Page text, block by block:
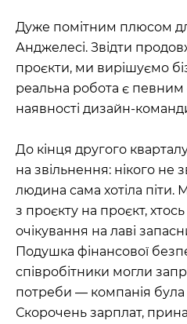
Дуже помітним плюсом
Анджелесі. Звідти
проєкти, ми вирішуємо
реальна робота є
наявності дизайн-
До кінця другого
на звільнення: нікого не
людина сама хотіла
з проєкту на проєкт,
очікування на лаві
Подушка фінансової
співробітники могли
потреби — компанія була
Скорочень зарплат,